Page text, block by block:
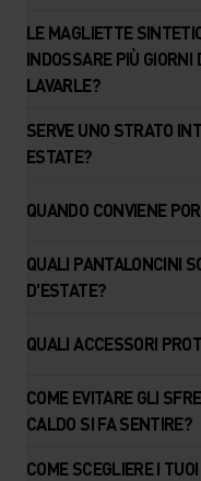
LE MAGLIETTE
INDOSSARE PIÙ GIORNI
LAVARLE?
SERVE UNO STRATO
ESTATE?
QUANDO CONVIENE
QUALI PANTALONCINI
D'ESTATE?
QUALI ACCESSORI
COME EVITARE GLI
CALDO SI FA SENTIRE?
COME SCEGLIERE I